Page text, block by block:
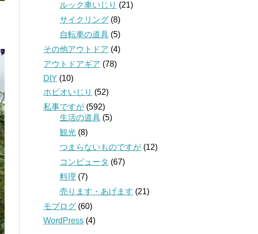
ルック車いじり (21)
サイクリング (8)
自転車の道具 (5)
その他アウトドア (4)
アウトドアギア (78)
DIY (10)
ホビオいじり (52)
私事ですが (592)
生活の道具 (5)
観光 (8)
つまらないものですが (12)
コンピュータ (67)
料理 (7)
売ります・あげます (21)
モブログ (60)
WordPress (4)